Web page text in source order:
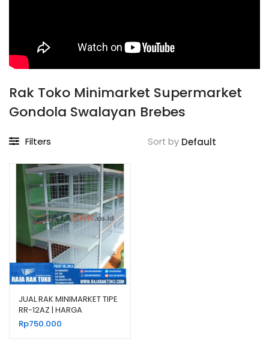
Rak Toko Minimarket Supermarket
Gondola Swalayan Brebes
Filters Sort by
JUAL RAK MINIMARKET TIPE
RR-12AZ | HARGA
EKONOMIS
Rp750.000